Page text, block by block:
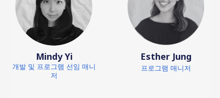
Mindy Yi
개발 및 프로그램 선임 매니
저
Esther Jung
프로그램 매니저